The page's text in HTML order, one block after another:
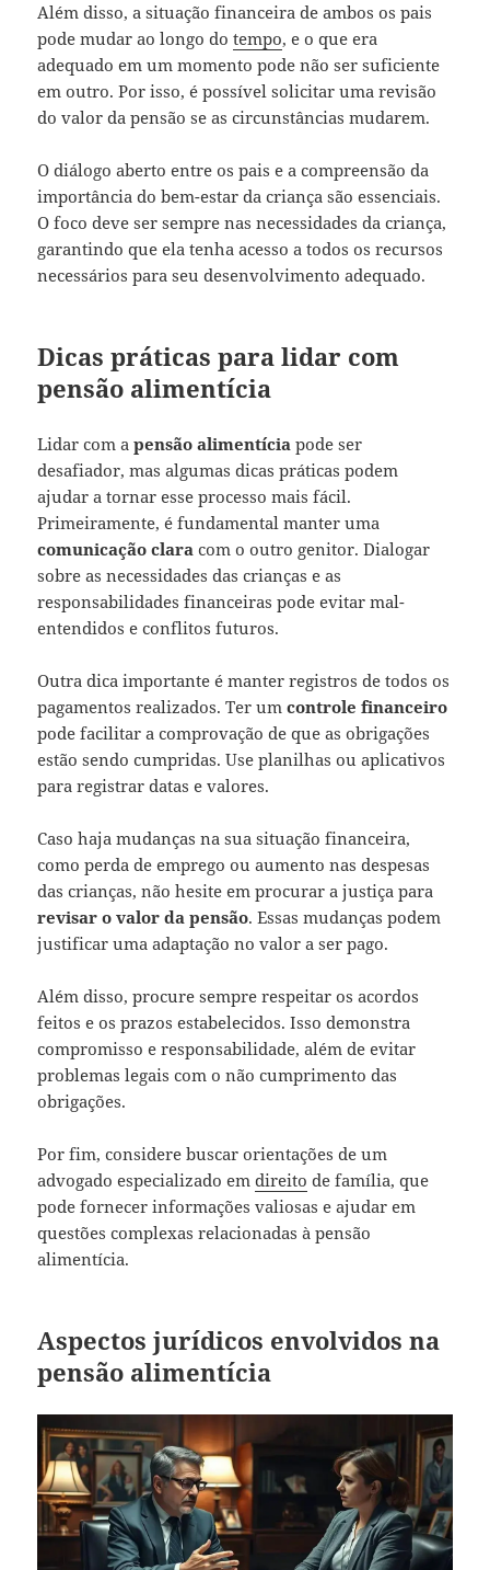
Além disso, a situação financeira de ambos os pais
pode mudar ao longo dotempo, e o que era
adequado em um momento pode não ser suficiente
em outro. Por isso, é possível solicitar uma revisão
do valor da pensão se as circunstâncias mudarem.
O diálogo aberto entre os pais e a compreensão da
importância do bem-estar da criança são essenciais.
O foco deve ser sempre nas necessidades da criança,
garantindo que ela tenha acesso a todos os recursos
necessários para seu desenvolvimento adequado.
Dicas práticas para lidar com
pensão alimentícia
Lidar com apensão alimentícia pode ser
desafiador, mas algumas dicas práticas podem
ajudar a tornar esse processo mais fácil.
Primeiramente, é fundamental manter uma
comunicação clara com o outro genitor. Dialogar
sobre as necessidades das crianças e as
responsabilidades financeiras pode evitar mal-
entendidos e conflitos futuros.
Outra dica importante é manter registros de todos os
pagamentos realizados. Ter umcontrole financeiro
pode facilitar a comprovação de que as obrigações
estão sendo cumpridas. Use planilhas ou aplicativos
para registrar datas e valores.
Caso haja mudanças na sua situação financeira,
como perda de emprego ou aumento nas despesas
das crianças, não hesite em procurar a justiça para
revisar o valor da pensão. Essas mudanças podem
justificar uma adaptação no valor a ser pago.
Além disso, procure sempre respeitar os acordos
feitos e os prazos estabelecidos. Isso demonstra
compromisso e responsabilidade, além de evitar
problemas legais com o não cumprimento das
obrigações.
Por fim, considere buscar orientações de um
advogado especializado emdireito de família, que
pode fornecer informações valiosas e ajudar em
questões complexas relacionadas à pensão
alimentícia.
Aspectos jurídicos envolvidos na
pensão alimentícia